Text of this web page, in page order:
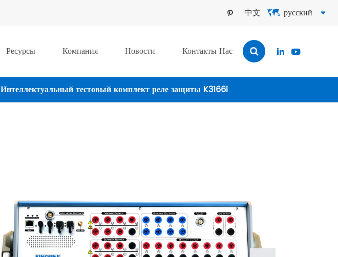
 中文  русский 
Ресурсы Компания Новости Контакты Нас  
Интеллектуальный тестовый комплект реле защиты K3166i